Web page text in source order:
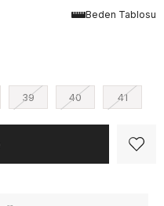
Beden Tablosu
39 40 41